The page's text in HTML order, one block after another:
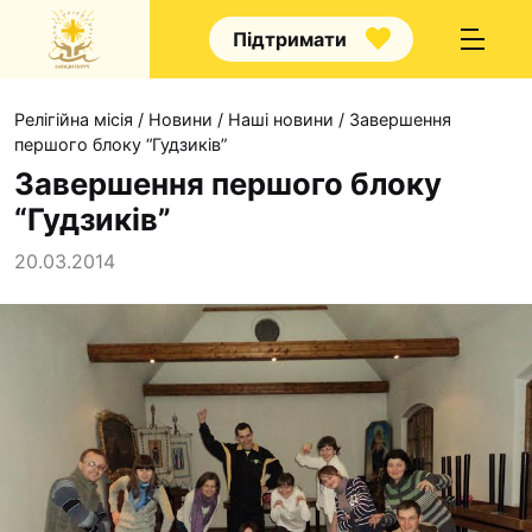
Підтримати
Волонтерство
Наші напрямки
Наш покровитель
Контакти
Проекти
Релігійна місія / Новини / Наші новини / Завершення
першого блоку “Гудзиків”
Завершення першого блоку
“Гудзиків”
20.03.2014